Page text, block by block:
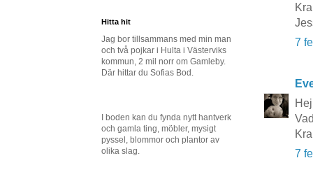
7
7
Hitta hit
Jag bor tillsammans med min man
och två pojkar i Hulta i Västerviks
kommun, 2 mil norr om Gamleby.
Där hittar du Sofias Bod.
I boden kan du fynda nytt hantverk
och gamla ting, möbler, mysigt
pyssel, blommor och plantor av
olika slag.